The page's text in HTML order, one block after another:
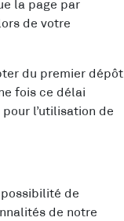
la page par
de votre
du premier dépôt
fois ce délai
l’utilisation de
de
de notre